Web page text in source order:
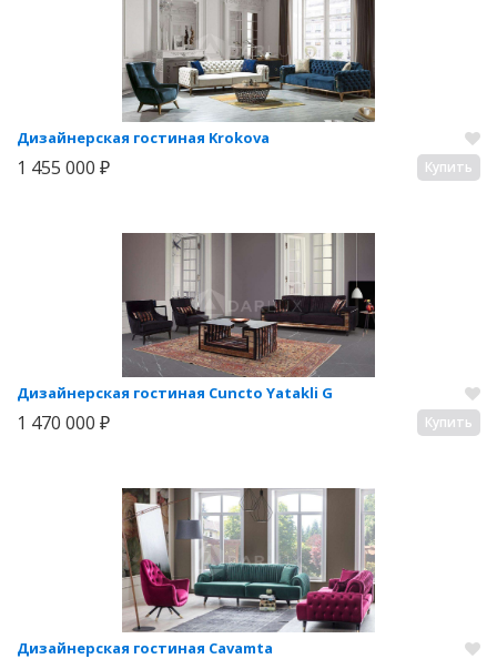
Дизайнерская гостиная Krokova
1 455 000 ₽ Купить
Дизайнерская гостиная Cuncto Yatakli G
1 470 000 ₽ Купить
Дизайнерская гостиная Cavamta